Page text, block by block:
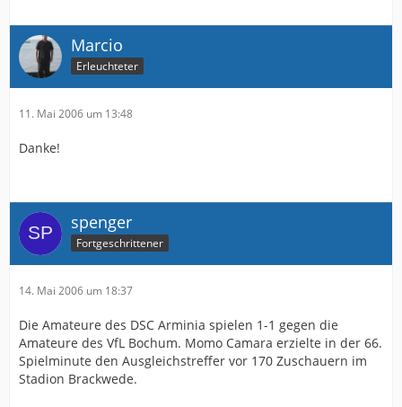
Marcio
Erleuchteter
11. Mai 2006 um 13:48
Danke!
spenger
Fortgeschrittener
14. Mai 2006 um 18:37
Die Amateure des DSC Arminia spielen 1-1 gegen die
Amateure des VfL Bochum. Momo Camara erzielte in der 66.
Spielminute den Ausgleichstreffer vor 170 Zuschauern im
Stadion Brackwede.